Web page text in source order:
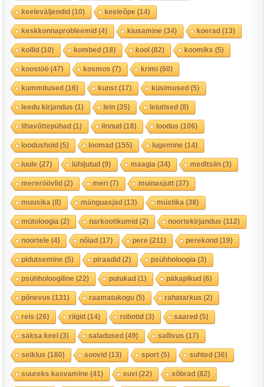
keeleväljendid(10) keeleõpe (14)
keskkonnaprobleemid(4) kiusamine (34) koerad(13)
kollid(10) kombed(18) kool(82) koomiks (5)
koostöö(47) kosmos (7) krimi(60)
kummitused(16) kunst(17) küsimused(5)
leedu kirjandus (1) lein(35) leiutised(8)
lihavõttepühad(1) linnud(18) loodus (106)
loodushoid(5) loomad(155) lugemine (14)
luule (27) lühijutud(9) maagia (34) meditsiin(3)
mereröövlid(2) meri(7) muinasjutt(37)
muusika (8) mänguasjad(13) müstika (38)
mütoloogia (2) narkootikumid(2) noortekirjandus (112)
noortele (4) nõiad(17) pere (211) perekond(19)
pidutsemine (5) piraadid(2) psühholoogia (3)
psühholoogiline (22) putukad(1) päkapikud(6)
põnevus (131) raamatukogu(5) rahatarkus (2)
reis (26) riigid(14) robotid(3) saared(5)
saksa keel(3) saladused(49) sallivus (17)
seiklus (180) soovid(13) sport(5) suhted(36)
suureks kasvamine (41) suvi(22) sõbrad(82)